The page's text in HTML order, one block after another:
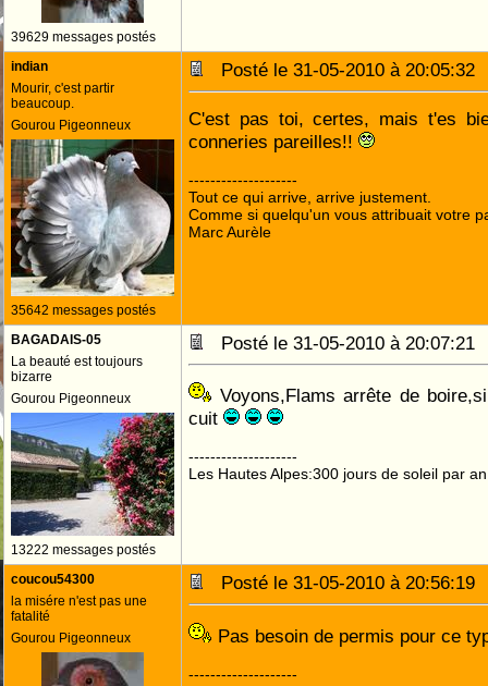
39629 messages postés
indian
Mourir, c'est partir
beaucoup.
Gourou Pigeonneux
35642 messages postés
Posté le 31-05-2010 à
C'est pas toi, certes, mais t'es
conneries pareilles!!
--------------------
Tout ce qui arrive, arrive justement.
Comme si quelqu'un vous attribuait votre
Marc Aurèle
BAGADAIS-05
La beauté est toujours
bizarre
Gourou Pigeonneux
13222 messages postés
Posté le 31-05-2010 à
Voyons,Flams arrête de
cuit
--------------------
Les Hautes Alpes:300 jours de soleil par an
coucou54300
la misére n'est pas une
fatalité
Gourou Pigeonneux
Posté le 31-05-2010 à
Pas besoin de permis pour ce
--------------------